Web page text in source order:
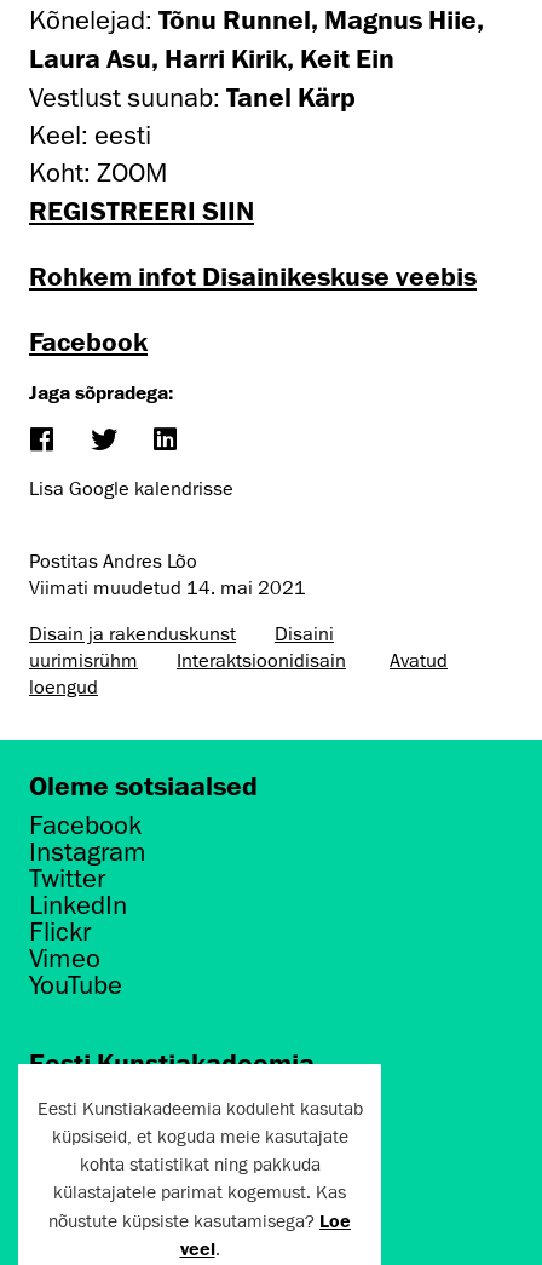
Kõnelejad: Tõnu Runnel, Magnus Hiie,
Laura Asu, Harri Kirik, Keit Ein
Vestlust suunab: Tanel Kärp
Keel: eesti
Koht: ZOOM
REGISTREERI SIIN
Rohkem infot Disainikeskuse veebis
Facebook
Jaga sõpradega:
Lisa Google kalendrisse
Postitas Andres Lõo
Viimati muudetud 14. mai 2021
Disain ja rakenduskunst
Disaini
uurimisrühm
Interaktsiooni­disain
Avatud
loengud
Oleme sotsiaalsed
Facebook
Instagram
Twitter
LinkedIn
Flickr
Vimeo
YouTube
Eesti Kunstiakadeemia
Põhja puiestee 7
Tallinn 10412
artun@artun.ee
+372 6267301
Liitu uudiskirjaga!
Eesti Kunstiakadeemia koduleht kasutab
küpsiseid, et koguda meie kasutajate
kohta statistikat ning pakkuda
külastajatele parimat kogemust. Kas
nõustute küpsiste kasutamisega? Loe
veel.